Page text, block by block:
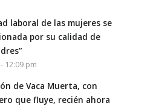
laboral de las mujeres se
por su calidad de
12:09 pm
de Vaca Muerta, con
que fluye, recién ahora